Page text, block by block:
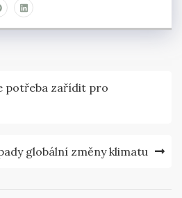
potřeba zařídit pro
globální změny klimatu